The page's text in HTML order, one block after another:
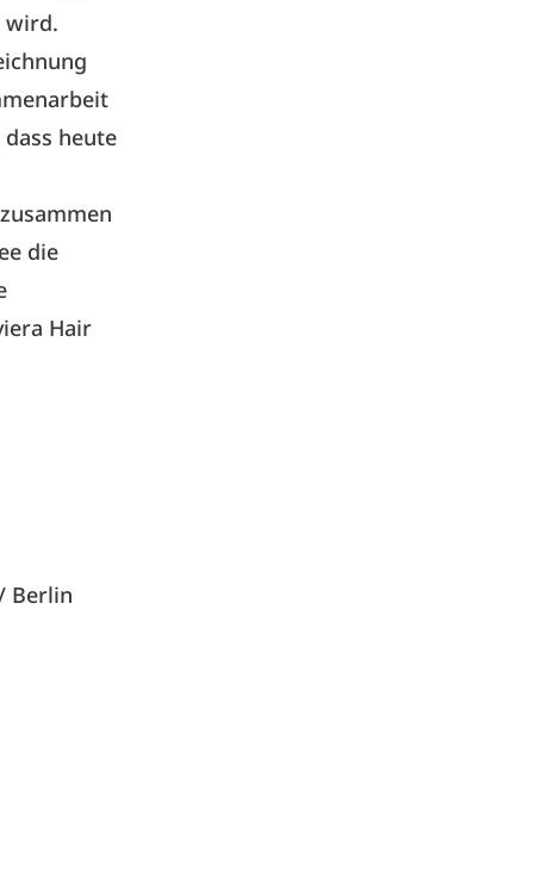
wird.
heute
die
Hair
Berlin